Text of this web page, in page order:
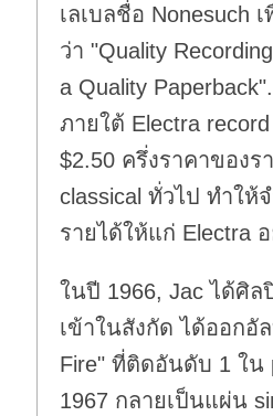
เลเบลชื่อ Nonesuch
ว่า "Quality
a Quality
ภายใต้ Electra
$2.50 ครึ่งราคาของ
classical ทั่วไป ทำให้
รายได้ให้แก่ Electra
ในปี 1966, Jac ได้ศิล
เข้าในสังกัด ได้ออกอั
Fire" ที่ติดอันดับ 1 ใน
1967 กลายเป็นแผ่น